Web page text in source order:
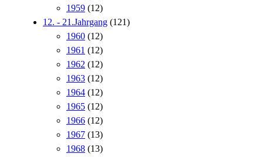
1959 (12)
12. - 21.Jahrgang (121)
1960 (12)
1961 (12)
1962 (12)
1963 (12)
1964 (12)
1965 (12)
1966 (12)
1967 (13)
1968 (13)